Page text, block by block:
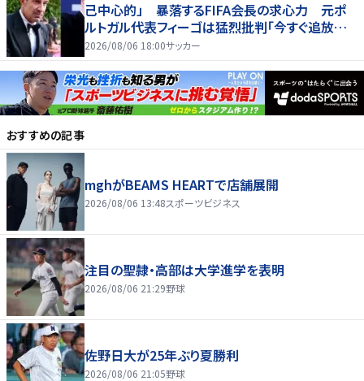
己中心的」 暴落するFIFA会長の求心力 元ポ
ルトガル代表フィーゴは猛烈批判「今すぐ追放す
べきだ」
2026/08/06 18:00サッカー
おすすめの記事
mghがBEAMS HEARTで店舗展開
2026/08/06 13:48スポーツビジネス
注目の聖隷・高部は大学進学を表明
2026/08/06 21:29野球
佐野日大が25年ぶり夏勝利
2026/08/06 21:05野球